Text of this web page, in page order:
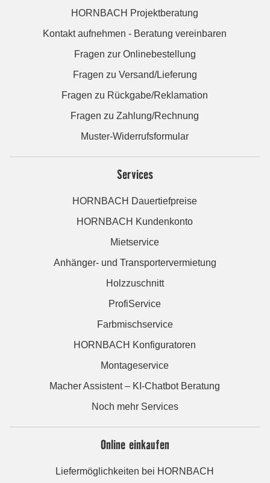
HORNBACH Projektberatung
Kontakt aufnehmen - Beratung vereinbaren
Fragen zur Onlinebestellung
Fragen zu Versand/Lieferung
Fragen zu Rückgabe/Reklamation
Fragen zu Zahlung/Rechnung
Muster-Widerrufsformular
Services
HORNBACH Dauertiefpreise
HORNBACH Kundenkonto
Mietservice
Anhänger- und Transportervermietung
Holzzuschnitt
ProfiService
Farbmischservice
HORNBACH Konfiguratoren
Montageservice
Macher Assistent – KI-Chatbot Beratung
Noch mehr Services
Online einkaufen
Liefermöglichkeiten bei HORNBACH